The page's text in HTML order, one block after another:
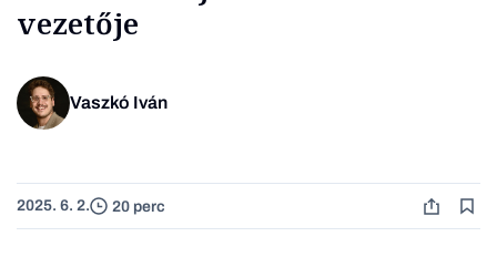
vezetője
Vaszkó Iván
2025. 6. 2. 20 perc